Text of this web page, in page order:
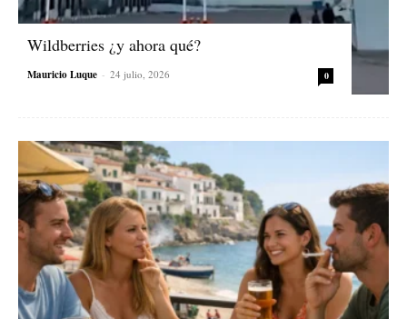
Wildberries ¿y ahora qué?
Mauricio Luque - 24 julio, 2026 0